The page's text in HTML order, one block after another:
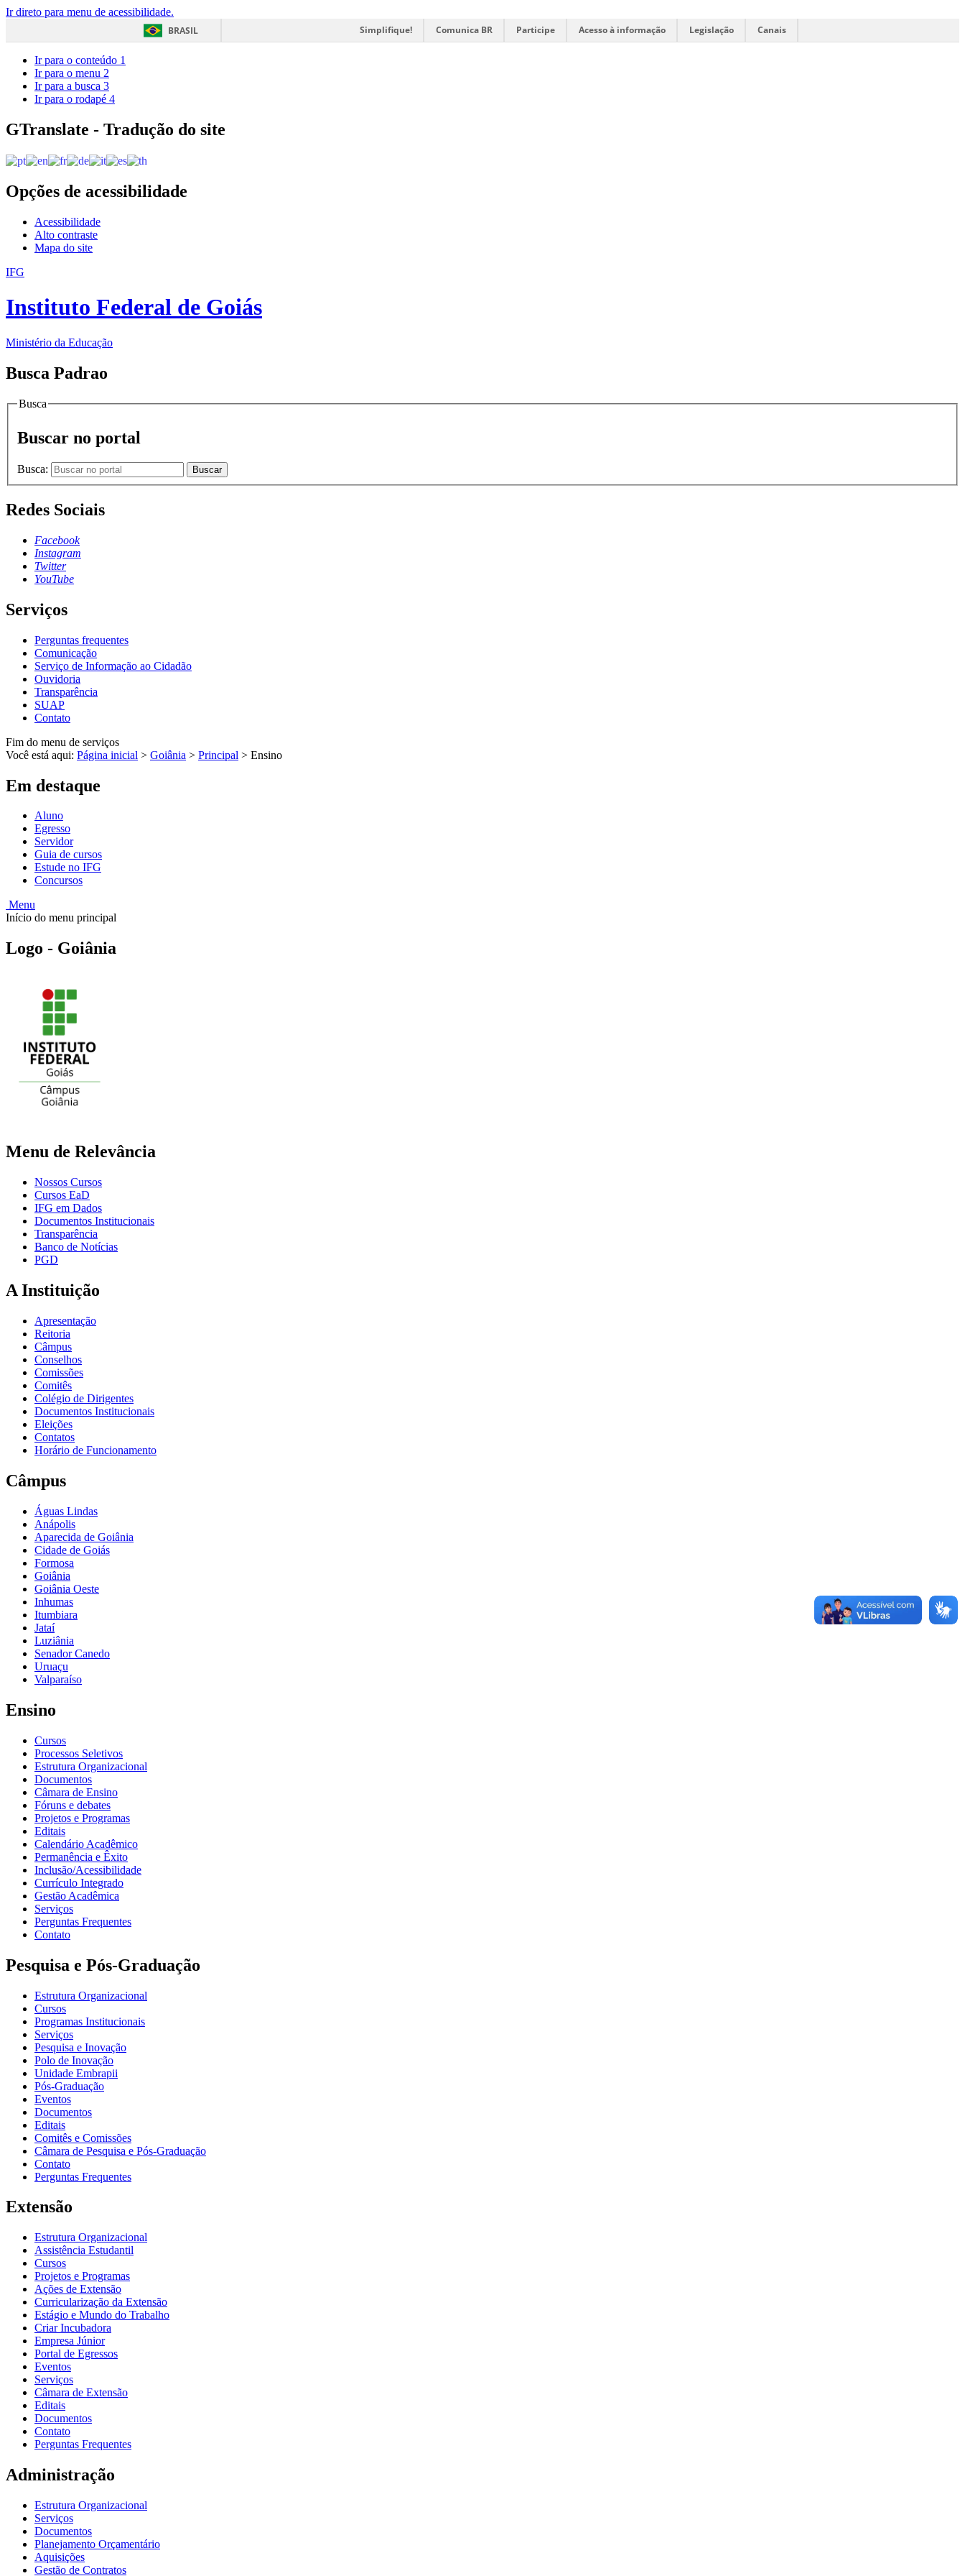
Ir direto para menu de acessibilidade.
BRASIL
Simplifique! Comunica BR Participe Acesso à informação Legislação Canais
Ir para o conteúdo 1
Ir para o menu 2
Ir para a busca 3
Ir para o rodapé 4
GTranslate - Tradução do site
Opções de acessibilidade
Acessibilidade
Alto contraste
Mapa do site
IFG
Instituto Federal de Goiás
Ministério da Educação
Busca Padrao
Busca
Buscar no portal
Busca: Buscar
Redes Sociais
Facebook
Instagram
Twitter
YouTube
Serviços
Perguntas frequentes
Comunicação
Serviço de Informação ao Cidadão
Ouvidoria
Transparência
SUAP
Contato
Fim do menu de serviços
Você está aqui: Página inicial > Goiânia > Principal > Ensino
Em destaque
Aluno
Egresso
Servidor
Guia de cursos
Estude no IFG
Concursos
Menu
Início do menu principal
Logo - Goiânia
Menu de Relevância
Nossos Cursos
Cursos EaD
IFG em Dados
Documentos Institucionais
Transparência
Banco de Notícias
PGD
A Instituição
Apresentação
Reitoria
Câmpus
Conselhos
Comissões
Comitês
Colégio de Dirigentes
Documentos Institucionais
Eleições
Contatos
Horário de Funcionamento
Câmpus
Águas Lindas
Anápolis
Aparecida de Goiânia
Cidade de Goiás
Formosa
Goiânia
Goiânia Oeste
Inhumas
Itumbiara
Jataí
Luziânia
Senador Canedo
Uruaçu
Valparaíso
Ensino
Cursos
Processos Seletivos
Estrutura Organizacional
Documentos
Câmara de Ensino
Fóruns e debates
Projetos e Programas
Editais
Calendário Acadêmico
Permanência e Êxito
Inclusão/Acessibilidade
Currículo Integrado
Gestão Acadêmica
Serviços
Perguntas Frequentes
Contato
Pesquisa e Pós-Graduação
Estrutura Organizacional
Cursos
Programas Institucionais
Serviços
Pesquisa e Inovação
Polo de Inovação
Unidade Embrapii
Pós-Graduação
Eventos
Documentos
Editais
Comitês e Comissões
Câmara de Pesquisa e Pós-Graduação
Contato
Perguntas Frequentes
Extensão
Estrutura Organizacional
Assistência Estudantil
Cursos
Projetos e Programas
Ações de Extensão
Curricularização da Extensão
Estágio e Mundo do Trabalho
Criar Incubadora
Empresa Júnior
Portal de Egressos
Eventos
Serviços
Câmara de Extensão
Editais
Documentos
Contato
Perguntas Frequentes
Administração
Estrutura Organizacional
Serviços
Documentos
Planejamento Orçamentário
Aquisições
Gestão de Contratos